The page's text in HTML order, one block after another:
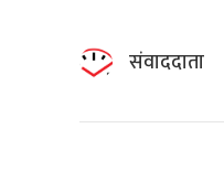
संवाददाता